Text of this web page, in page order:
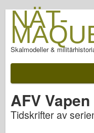
NÄT-
Skalmodeller &
AFV Vapen
Tidskrifter av